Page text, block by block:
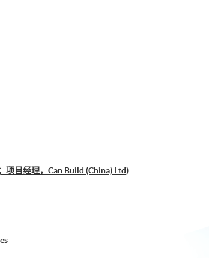
项目经理，Can Build (China) Ltd)